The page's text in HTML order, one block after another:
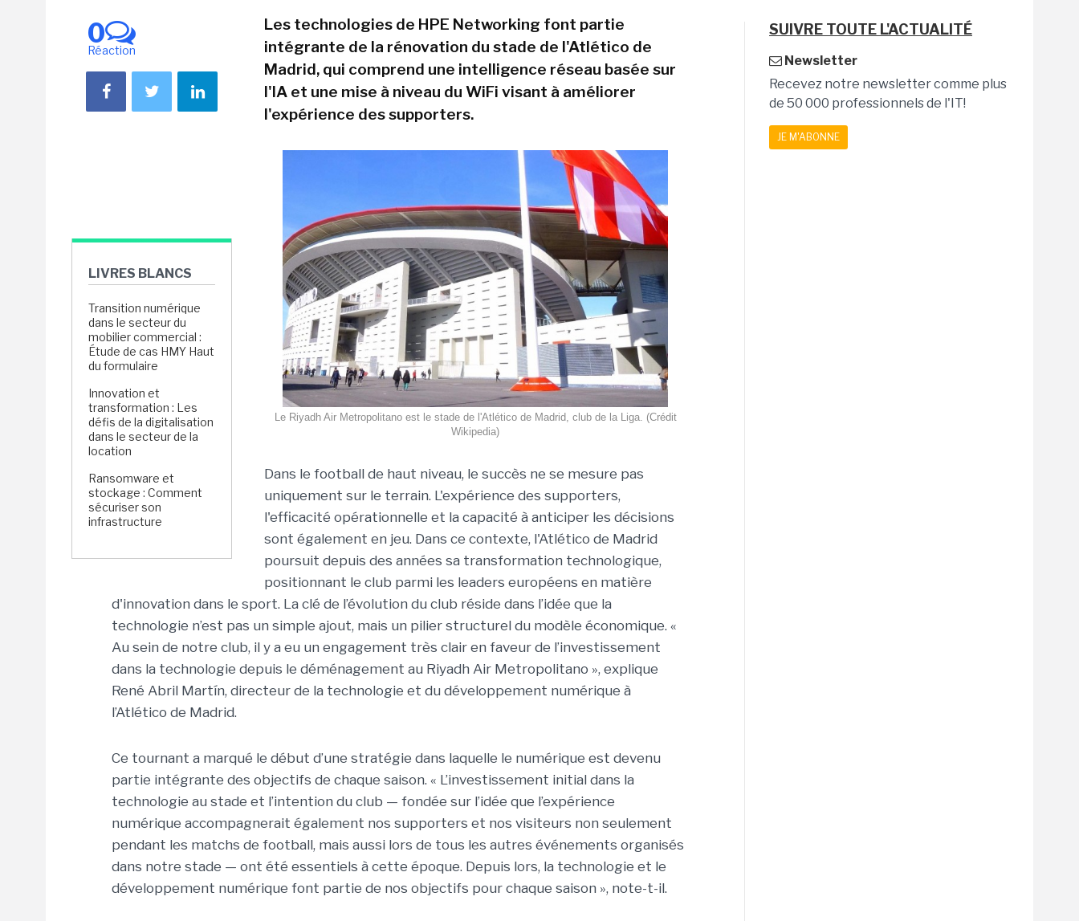
0
Réaction
LIVRES BLANCS
Transition numérique
dans le secteur du
mobilier commercial :
Étude de cas HMY Haut
du formulaire
Innovation et
transformation : Les
défis de la digitalisation
dans le secteur de la
location
Ransomware et
stockage : Comment
sécuriser son
infrastructure
Les technologies de HPE Networking font partie
intégrante de la rénovation du stade de l'Atlético de
Madrid, qui comprend une intelligence réseau basée sur
l'IA et une mise à niveau du WiFi visant à améliorer
l'expérience des supporters.
Le Riyadh Air Metropolitano est le stade de l'Atlético de Madrid, club de la Liga. (Crédit
Wikipedia)
Dans le football de haut niveau, le succès ne se mesure pas
uniquement sur le terrain. L'expérience des supporters,
l'efficacité opérationnelle et la capacité à anticiper les décisions
sont également en jeu. Dans ce contexte, l'Atlético de Madrid
poursuit depuis des années sa transformation technologique,
positionnant le club parmi les leaders européens en matière
d'innovation dans le sport. La clé de l’évolution du club réside dans l’idée que la
technologie n’est pas un simple ajout, mais un pilier structurel du modèle économique. «
Au sein de notre club, il y a eu un engagement très clair en faveur de l’investissement
dans la technologie depuis le déménagement au Riyadh Air Metropolitano », explique
René Abril Martín, directeur de la technologie et du développement numérique à
l’Atlético de Madrid.
Ce tournant a marqué le début d’une stratégie dans laquelle le numérique est devenu
partie intégrante des objectifs de chaque saison. « L’investissement initial dans la
technologie au stade et l’intention du club — fondée sur l’idée que l’expérience
numérique accompagnerait également nos supporters et nos visiteurs non seulement
pendant les matchs de football, mais aussi lors de tous les autres événements organisés
dans notre stade — ont été essentiels à cette époque. Depuis lors, la technologie et le
développement numérique font partie de nos objectifs pour chaque saison », note-t-il.
SUIVRE TOUTE L'ACTUALITÉ
Newsletter
Recevez notre newsletter comme plus
de 50 000 professionnels de l'IT!
JE M'ABONNE